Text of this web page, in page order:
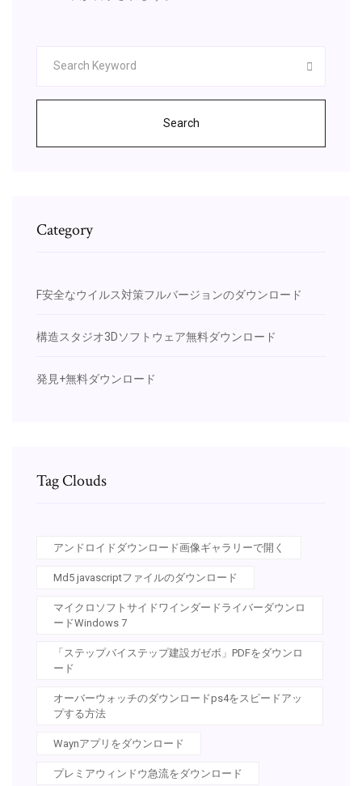
Search
Category
F安全なウイルス対策フルバージョンのダウンロード
構造スタジオ3Dソフトウェア無料ダウンロード
発見+無料ダウンロード
Tag Clouds
アンドロイドダウンロード画像ギャラリーで開く
Md5 javascriptファイルのダウンロード
マイクロソフトサイドワインダードライバーダウンロ
ードWindows 7
「ステップバイステップ建設ガゼボ」PDFをダウンロ
ード
オーバーウォッチのダウンロードps4をスピードアッ
プする方法
Waynアプリをダウンロード
プレミアウィンドウ急流をダウンロード